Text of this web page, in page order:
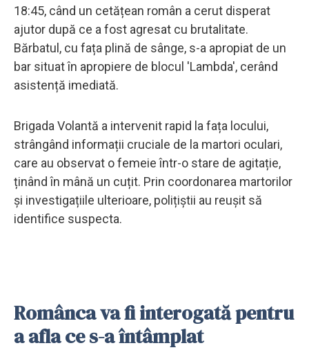
18:45, când un cetățean român a cerut disperat
ajutor după ce a fost agresat cu brutalitate.
Bărbatul, cu fața plină de sânge, s-a apropiat de un
bar situat în apropiere de blocul 'Lambda', cerând
asistență imediată.
Brigada Volantă a intervenit rapid la fața locului,
strângând informații cruciale de la martori oculari,
care au observat o femeie într-o stare de agitație,
ținând în mână un cuțit. Prin coordonarea martorilor
și investigațiile ulterioare, polițiștii au reușit să
identifice suspecta.
Românca va fi interogată pentru
a afla ce s-a întâmplat